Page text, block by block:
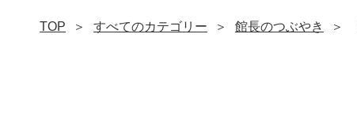
TOP すべてのカテゴリー 館長のつぶやき